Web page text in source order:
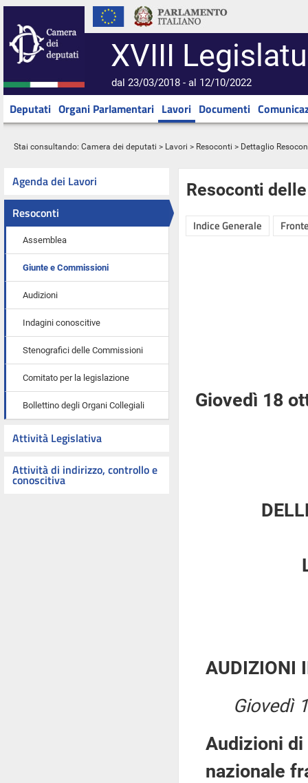
XVIII
dal 23/03/2018 - al 12/10/2022
Deputati Organi Parlamentari Lavori Documenti
Stai consultando: Camera dei deputati > Lavori > Resoconti > Dettaglio
Agenda dei Lavori
Resoconti
Assemblea
Giunte e Commissioni
Audizioni
Indagini conoscitive
Stenografici delle Commissioni
Comitato per la legislazione
Bollettino degli Organi Collegiali
Attività Legislativa
Attività di indirizzo, controllo e
conoscitiva
Resoconti
Indice Generale
Giovedì 18
AUDIZIONI
Giovedì
Audizioni
nazionale